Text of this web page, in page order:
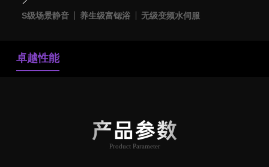
S级场景静音 养生级富锶浴 无级变频水伺服
卓越性能
产品参数
Product Parameter